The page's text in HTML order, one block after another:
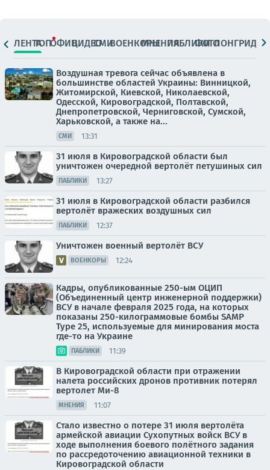
ЛЕНТАТОПОФИЦ.ВИДЕОСМИВОЕНКОРЫМНЕНИЯПАБЛИКИ
ФОТОЛОНГРИДЫ
Воздушная тревога сейчас объявлена в
большинстве областей Украины: Винницкой,
Житомирской, Киевской, Николаевской,
Одесской, Кировоградской, Полтавской,
Днепропетровской, Черниговской, Сумской,
Харьковской, а также на...
СМИ 13:31
31 июля в Кировоградской области был
уничтожен очередной вертолёт петушиных сил
ПАБЛИКИ 13:27
31 июля в Кировоградской области разбился
вертолёт вражеских воздушных сил
ПАБЛИКИ 12:37
Уничтожен военный вертолёт ВСУ
ВОЕНКОРЫ 12:24
Кадры, опубликованные 250-ым ОЦИП
(Объединенный центр инженерной поддержки)
ВСУ в начале февраля 2025 года, на которых
показаны 250-килограммовые бомбы SAMP
Type 25, используемые для минирования моста
где-то на Украине
ПАБЛИКИ 11:39
В Кировоградской области при отражении
налета российских дронов противник потерял
вертолет Ми-8
МНЕНИЯ 11:07
Стало известно о потере 31 июля вертолёта
армейской авиации Сухопутных войск ВСУ в
ходе выполнения боевого полётного задания
по рассредоточению авиационной техники в
Кировоградской области